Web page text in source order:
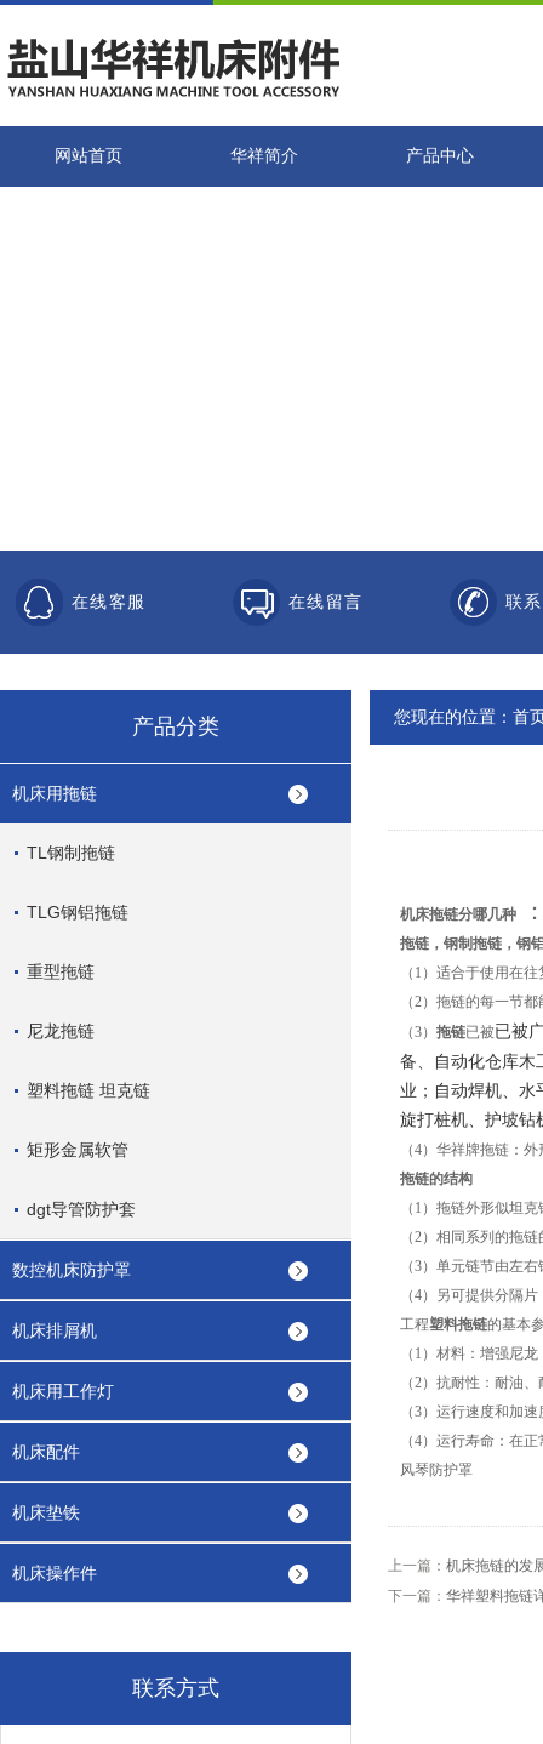
网站首页 华祥简介 产品中心
在线客服 在线留言 联
产品分类
机床用拖链
TL钢制拖链
TLG钢铝拖链
重型拖链
尼龙拖链
塑料拖链 坦克链
矩形金属软管
dgt导管防护套
数控机床防护罩
机床排屑机
机床用工作灯
机床配件
机床垫铁
机床操作件
联系方式
您现在的位置： 首
机床拖链分哪几种
拖链 ，钢制拖链，钢
（1）适合于使用在
（2）拖链的每一节
（3） 拖链已被已被
备、自动化仓库木
业；自动焊机、水
旋打桩机、护坡钻
（4）华祥牌拖链：
拖链的结构
（1）拖链外形似坦
（2）相同系列的拖
（3）单元链节由左
（4）另可提供分隔
工程塑料拖链的基本
（1）材料：增强尼
（2）抗耐性：耐油
（3）运行速度和加
（4）运行寿命：在
风琴防护罩
上一篇： 机床拖链的发
下一篇： 华祥塑料拖链